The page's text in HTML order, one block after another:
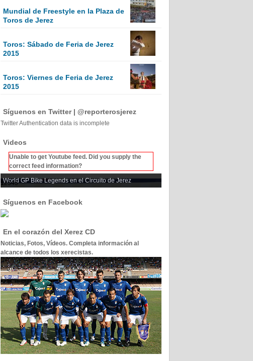
Mundial de Freestyle en la Plaza de
Toros de Jerez
Toros: Sábado de Feria de Jerez
2015
Toros: Viernes de Feria de Jerez
2015
Síguenos en Twitter | @reporterosjerez
Twitter Authentication data is incomplete
Videos
Unable to get Youtube feed. Did you supply the
correct feed information?
World GP Bike Legends en el Circuito de Jerez
12345
Síguenos en Facebook
En el corazón del Xerez CD
Noticias, Fotos, Vídeos. Completa información al
alcance de todos los xerecistas.